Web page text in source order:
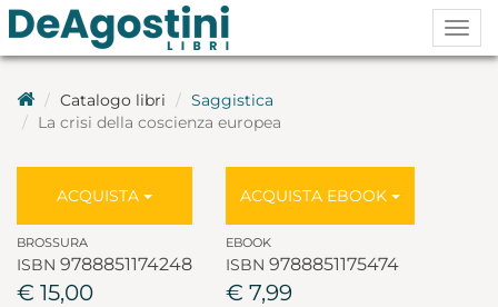
Catalogo libri
Saggistica
La crisi della coscienza europea
ACQUISTA
BROSSURA
ISBN 9788851174248
€ 15,00
ACQUISTA EBOOK
EBOOK
ISBN 9788851175474
€ 7,99